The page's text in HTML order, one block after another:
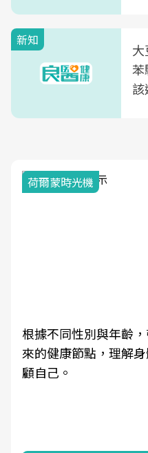
新知
苯
荷爾蒙時光機
根據不同性別與年齡
來的健康節點，理解
顧自己。